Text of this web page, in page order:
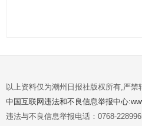
以上资料仅为潮州日报社版权所有,严
中国互联网违法和不良信息举报中心
违法与不良信息举报电话：0768-